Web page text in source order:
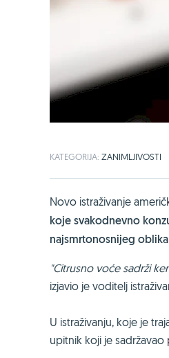
KATEGORIJA: ZANIMLJIVOSTI
Novo istraživanje
koje svakodnevno
najsmrtonosnijeg
"Citrusno voće sadrži
izjavio je voditelj
U istraživanju, koje je
upitnik koji je